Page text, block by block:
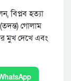
বিপ্লব হত্যা
গোলাম
মুখ দেখে এবং